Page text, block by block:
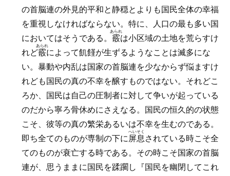
の首脳連の外見的平和と静穏とよりも国民全体の幸福
を重視しなければならない。特に、人口の最も多い国
においてはそうである。 霰
あられ
は小区域の土地を荒らすけ
れど霰
あられ
によって飢饉が生ずるようなことは滅多にな
い。暴動や内乱は国家の首脳連を少なからず悩ますけ
れども国民の真の不幸を醸すものではない。それどこ
ろか、国民は自己の圧制者に対して争いが起っている
のだから寧ろ骨休めにさえなる。国民の恒久的の状態
こそ、彼等の真の繁栄あるいは不幸を生むのである。
即ち全てのものが専制の下に 屏息
へいそく
されている時こそ全
てのものが衰亡する時である。その時こそ国家の首脳
連が、思うままに国民を蹂躙し『国民を幽閉してこれ